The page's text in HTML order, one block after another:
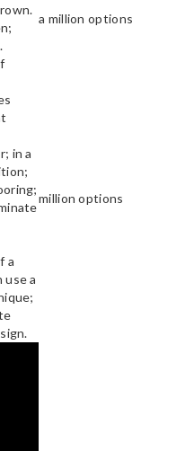
a million options
in a
a
use a
million options